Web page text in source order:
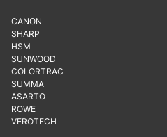
CANON
SHARP
HSM
SUNWOOD
COLORTRAC
SUMMA
ASARTO
ROWE
VEROTECH